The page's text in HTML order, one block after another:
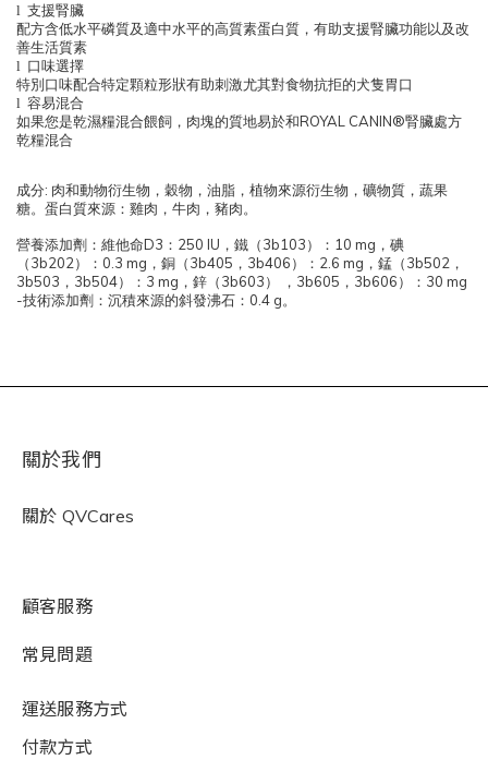
l 支援腎臟
配方含低水平磷質及適中水平的高質素蛋白質，有助支援腎臟功能以及改
善生活質素
l 口味選擇
特別口味配合特定顆粒形狀有助刺激尤其對食物抗拒的犬隻胃口
l 容易混合
如果您是乾濕糧混合餵飼，肉塊的質地易於和ROYAL CANIN®腎臟處方
乾糧混合
成分: 肉和動物衍生物，穀物，油脂，植物來源衍生物，礦物質，蔬果
糖。 蛋白質來源：雞肉，牛肉，豬肉。
營養添加劑：維他命D3 ： 250 IU ，鐵（ 3b103 ）： 10 mg ，碘
（ 3b202 ）： 0.3 mg ，銅（ 3b405 ， 3b406 ）： 2.6 mg ，錳（ 3b502 ，
3b503 ， 3b504）： 3 mg ，鋅（ 3b603 ） ， 3b605 ， 3b606 ）： 30 mg
-技術添加劑：沉積來源的斜發沸石： 0.4 g。
關於我們
關於 QVCares
顧客服務
常見問題
運送服務方式
付款方式